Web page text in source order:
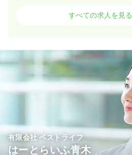
1,200円〜
時間 8:45～17:45
（休憩60分）
時給1,200円以上可
介護・福祉系正看護師
すべての求人を見る
有限会社 ベストライフ
はーとらいふ青木